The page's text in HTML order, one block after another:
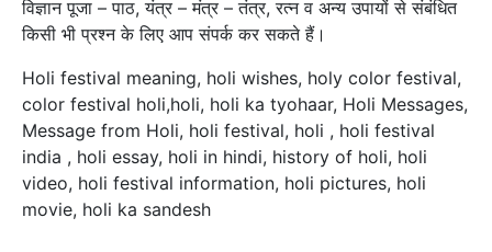
विज्ञान पूजा – पाठ, यंत्र – मंत्र – तंत्र, रत्न व अन्य उपायों से संबंधित
किसी भी प्रश्न के लिए आप संपर्क कर सकते हैं।
Holi festival meaning, holi wishes, holy color festival,
color festival holi,holi, holi ka tyohaar, Holi Messages,
Message from Holi, holi festival, holi , holi festival
india , holi essay, holi in hindi, history of holi, holi
video, holi festival information, holi pictures, holi
movie, holi ka sandesh